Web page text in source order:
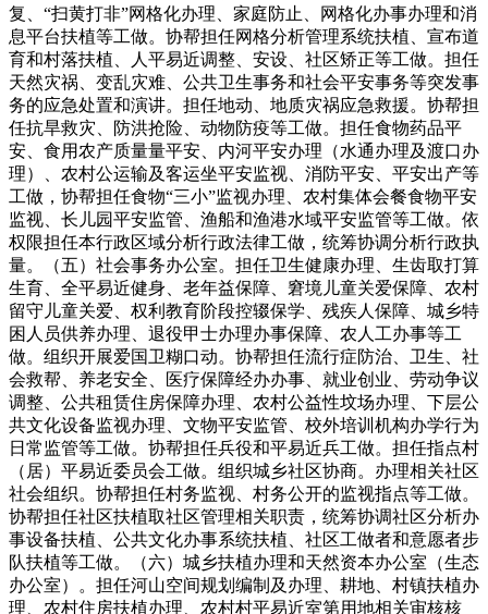
复、“扫黄打非”网格化办理、家庭防止、网格化办事办理和消
息平台扶植等工做。协帮担任网格分析管理系统扶植、宣布道
育和村落扶植、人平易近调整、安设、社区矫正等工做。担任
天然灾祸、变乱灾难、公共卫生事务和社会平安事务等突发事
务的应急处置和演讲。担任地动、地质灾祸应急救援。协帮担
任抗旱救灾、防洪抢险、动物防疫等工做。担任食物药品平
安、食用农产质量量平安、内河平安办理（水通办理及渡口办
理）、农村公运输及客运坐平安监视、消防平安、平安出产等
工做，协帮担任食物“三小”监视办理、农村集体会餐食物平安
监视、长儿园平安监管、渔船和渔港水域平安监管等工做。依
权限担任本行政区域分析行政法律工做，统筹协调分析行政执
量。（五）社会事务办公室。担任卫生健康办理、生齿取打算
生育、全平易近健身、老年益保障、窘境儿童关爱保障、农村
留守儿童关爱、权利教育阶段控辍保学、残疾人保障、城乡特
困人员供养办理、退役甲士办理办事保障、农人工办事等工
做。组织开展爱国卫糊口动。协帮担任流行症防治、卫生、社
会救帮、养老安全、医疗保障经办办事、就业创业、劳动争议
调整、公共租赁住房保障办理、农村公益性坟场办理、下层公
共文化设备监视办理、文物平安监管、校外培训机构办学行为
日常监管等工做。协帮担任兵役和平易近兵工做。担任指点村
（居）平易近委员会工做。组织城乡社区协商。办理相关社区
社会组织。协帮担任村务监视、村务公开的监视指点等工做。
协帮担任社区扶植取社区管理相关职责，统筹协调社区分析办
事设备扶植、公共文化办事系统扶植、社区工做者和意愿者步
队扶植等工做。（六）城乡扶植办理和天然资本办公室（生态
办公室）。担任河山空间规划编制及办理、耕地、村镇扶植办
理、农村住房扶植办理、农村村平易近室第用地相关审核核